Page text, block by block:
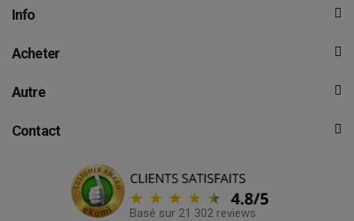
Info
Acheter
Autre
Contact
Basé sur 21 302 reviews